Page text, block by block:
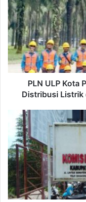
PLN ULP Kota
Distribusi Listrik